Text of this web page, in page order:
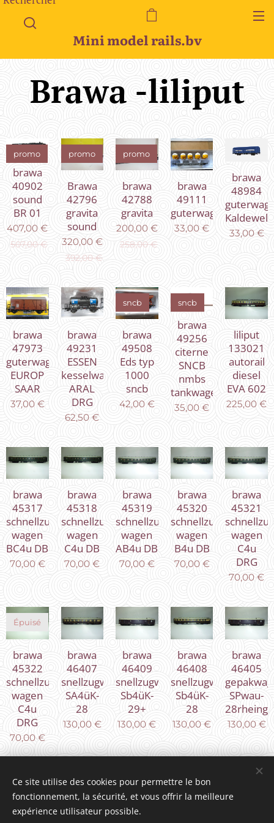
Mini model rails.bv
Brawa -liliput
brawa
40902
sound
BR 01
promo
407,00 €
507,00€
Brawa
42796
gravita
sound
promo
320,00€
392,00€
brawa
42788
gravita
promo
200,00€
258,00€
brawa
49111
guterwagen
33,00 €
brawa
48984
Kaldewell
33,00€
brawa
47973
guterwagen
EUROP
SAAR
37,00€
brawa
49231
ESSEN
kesselwagen
ARAL
DRG
62,50 €
brawa
49508
Eds typ
1000
sncb
sncb
42,00€
brawa
49256
citerne
SNCB
nmbs
tankwagen
sncb
35,00 €
liliput
133021
autorail
diesel
EVA 602
225,00 €
brawa
45317
schnellzug
wagen
BC4u DB
70,00€
brawa
45318
schnellzug
wagen
C4u DB
70,00 €
brawa
45319
schnellzug
wagen
AB4u DB
70,00€
brawa
45320
schnellzug
wagen
B4u DB
70,00€
brawa
45321
wagen
C4u
DRG
70,00 €
brawa
45322
schnellzug
wagen
C4u
DRG
Épuisé
70,00€
brawa
46407
snellzugwagen
SA4üK-
28
130,00€
brawa
46409
snellzugwagen
Sb4üK-
29+
130,00 €
brawa
46408
snellzugwagen
Sb4üK-
28
130,00 €
brawa
46405
SPwau-
130,00€
Ce site utilise des cookies pour permettre le bon
fonctionnement, la sécurité, et vous offrir la meilleure
expérience utilisateur possible.